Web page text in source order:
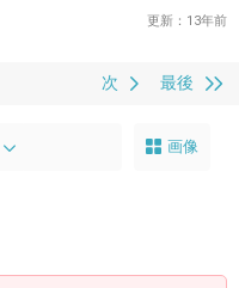
更新：13年前
最後
次
画像